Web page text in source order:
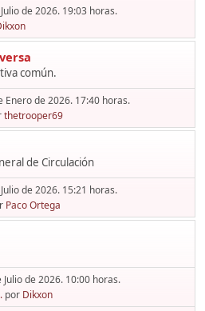
de 2026. 19:03 horas.
común.
Enero de 2026. 17:40 horas.
thetrooper69
de Circulación
de 2026. 15:21 horas.
Paco Ortega
de 2026. 10:00 horas.
por Dikxon